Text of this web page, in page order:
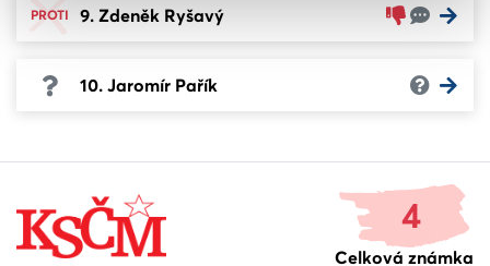
PROTI 9. Zdeněk Ryšavý
10. Jaromír Pařík
4
Celková známka